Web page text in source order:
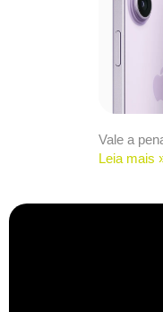
Vale a
Leia mais